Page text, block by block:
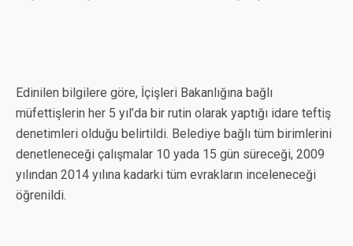
Edinilen bilgilere göre, İçişleri Bakanlığına bağlı
müfettişlerin her 5 yıl’da bir rutin olarak yaptığı idare teftiş
denetimleri olduğu belirtildi. Belediye bağlı tüm birimlerini
denetleneceği çalışmalar 10 yada 15 gün süreceği, 2009
yılından 2014 yılına kadarki tüm evrakların inceleneceği
öğrenildi.